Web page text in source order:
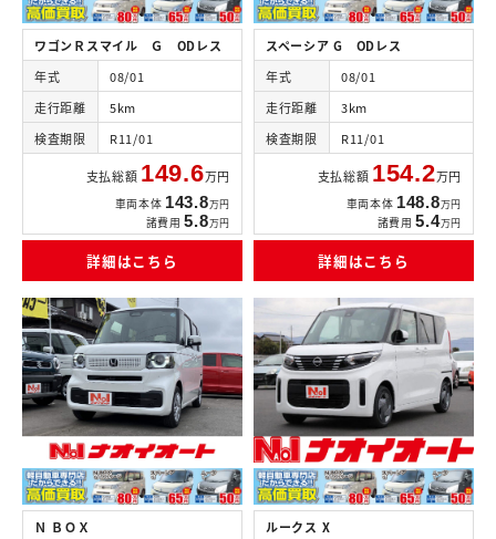
ワゴンＲスマイル Ｇ ODレス
年式
08/01
走行距離
5km
検査期限
R11/01
支払総額 149.6万円
車両本体 143.8万円
諸費用 5.8万円
詳細はこちら
スペーシア G ODレス
年式
08/01
走行距離
3km
検査期限
R11/01
支払総額 154.2万円
車両本体 148.8万円
諸費用 5.4万円
詳細はこちら
Ｎ ＢＯＸ
ルークス X